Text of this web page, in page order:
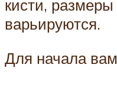
кисти,
варьируются.
Для начала